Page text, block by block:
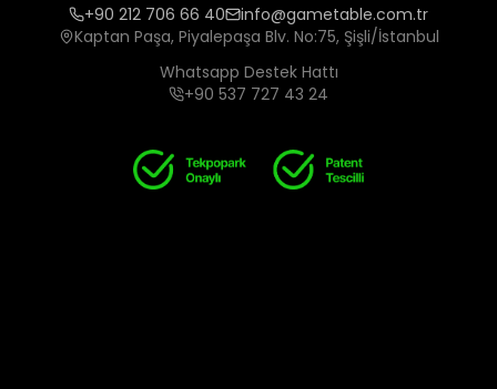
+90 212 706 66 40
info@gametable.com.tr
Kaptan Paşa, Piyalepaşa Blv. No:75, Şişli/İstanbul
Whatsapp Destek Hattı
+90 537 727 43 24